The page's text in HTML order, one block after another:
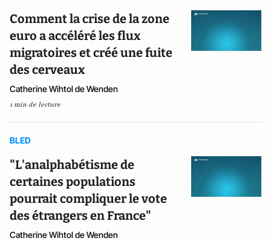
Comment la crise de la zone
euro a accéléré les flux
migratoires et créé une fuite
des cerveaux
Catherine Wihtol de Wenden
1 min de lecture
BLED
"L'analphabétisme de
certaines populations
pourrait compliquer le vote
des étrangers en France"
Catherine Wihtol de Wenden